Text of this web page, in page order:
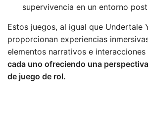
supervivencia en un entorno
Estos juegos, al igual que Undertale
proporcionan experiencias
elementos narrativos e interacciones
cada uno ofreciendo una
de juego de rol.